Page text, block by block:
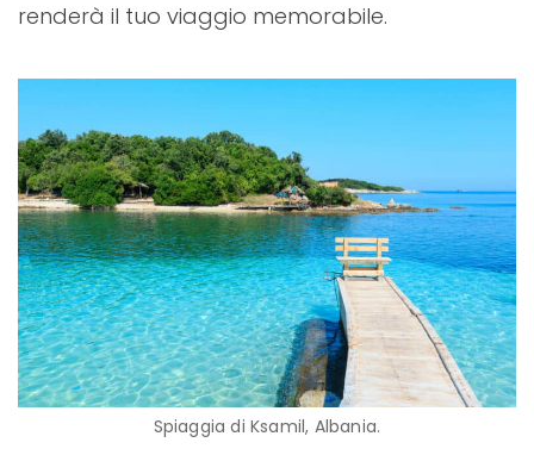
renderà il tuo viaggio memorabile.
Spiaggia di Ksamil, Albania.